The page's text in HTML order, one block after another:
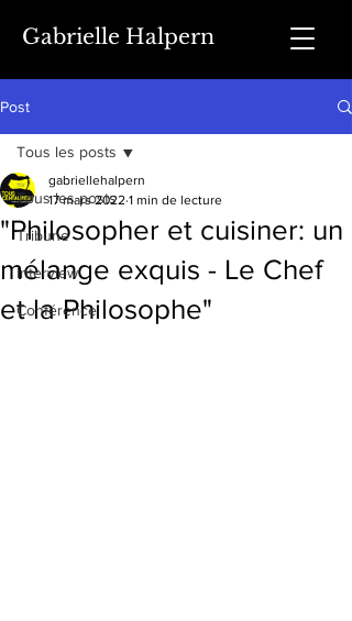
Gabrielle Halpern
Post
Tous les posts
Tribune
Interview
Conférence
Tous les posts
"Philosopher et cuisiner: un
mélange exquis - Le Chef
et la Philosophe"
gabriellehalpern
17 mars 2022 1 min de lecture